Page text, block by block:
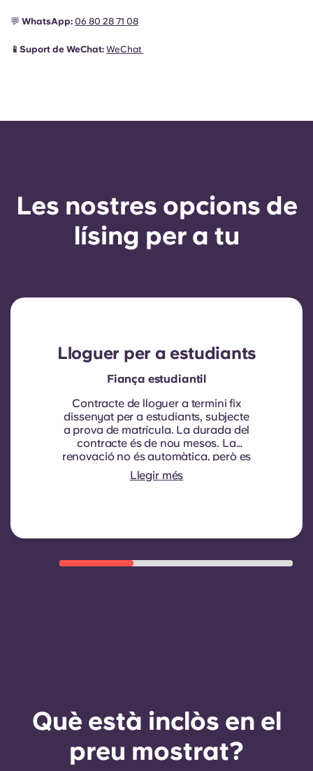
💬 WhatsApp: 06 80 28 71 08
📱Suport de WeChat: WeChat
Les nostres opcions de
lísing per a tu
Lloguer per a estudiants
Fiança estudiantil
Contracte de lloguer a termini fix
dissenyat per a estudiants, subjecte
a prova de matrícula. La durada del
contracte és de nou mesos. La
renovació no és automàtica, però es
pot oferir mitjançant un nou
contracte, subjecte a criteris
disponibilitat d'habitacions.
Llegir més
Què està inclòs en el
preu mostrat?